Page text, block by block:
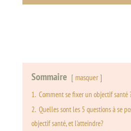
Sommaire masquer
1. Comment se fixer un objectif santé
2. Quelles sont les 5 questions à se
objectif santé, et l’atteindre?